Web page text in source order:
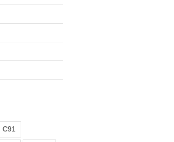
C91